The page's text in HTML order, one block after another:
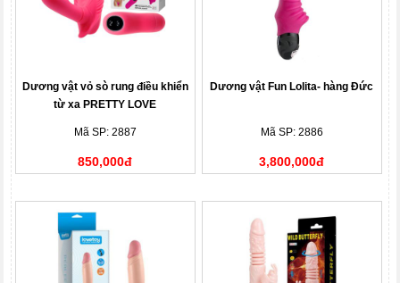
Dương vật vỏ sò rung điều khiển
từ xa PRETTY LOVE
Mã SP: 2887
850,000đ
Dương vật Fun Lolita- hàng Đức
Mã SP: 2886
3,800,000đ